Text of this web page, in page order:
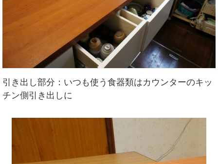
引き出し部分：いつも使う食器類はカウンターのキッ
チン側引き出しに